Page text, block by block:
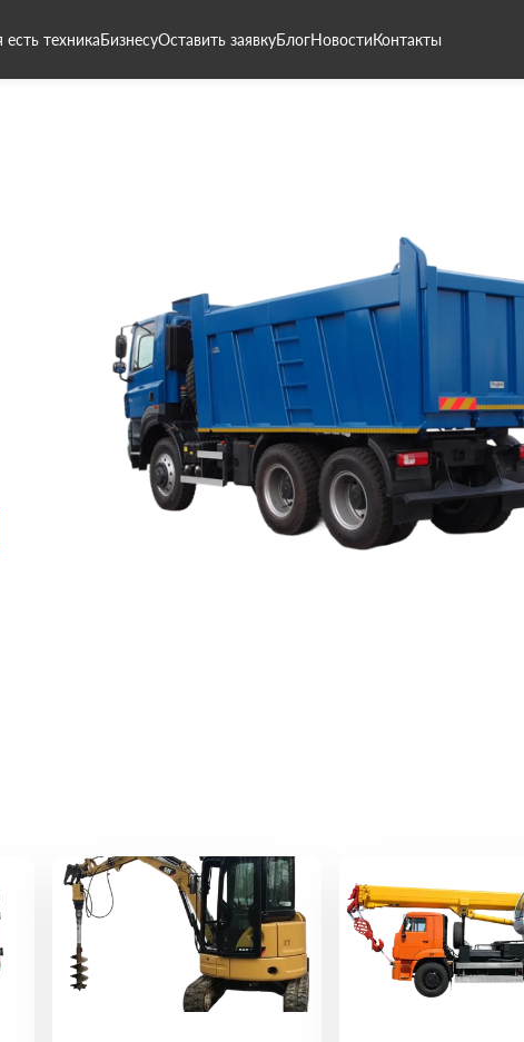
техникаБизнесуОставить заявкуБлогНовостиКонтакты